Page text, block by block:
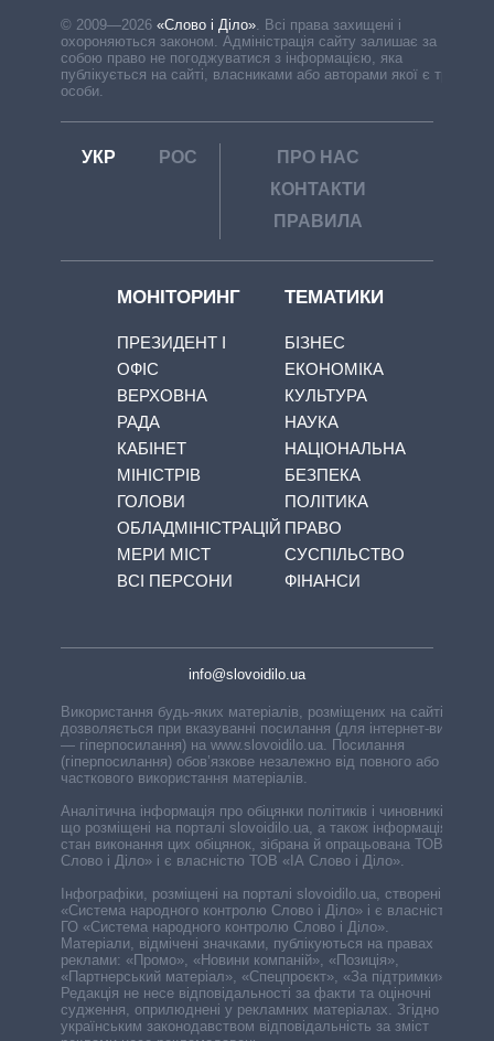
© 2009—2026 «Слово і Діло». Всі права захищені і
охороняються законом. Адміністрація сайту залишає за
собою право не погоджуватися з інформацією, яка
публікується на сайті, власниками або авторами якої є треті
особи.
УКР РОС
ПРО НАС
КОНТАКТИ
ПРАВИЛА
МОНІТОРИНГ
ПРЕЗИДЕНТ І
ОФІС
ВЕРХОВНА
РАДА
КАБІНЕТ
МІНІСТРІВ
ГОЛОВИ
ОБЛАДМІНІСТРАЦІЙ
МЕРИ МІСТ
ВСІ ПЕРСОНИ
ТЕМАТИКИ
БІЗНЕС
ЕКОНОМІКА
КУЛЬТУРА
НАУКА
НАЦІОНАЛЬНА
БЕЗПЕКА
ПОЛІТИКА
ПРАВО
СУСПІЛЬСТВО
ФІНАНСИ
info@slovoidilo.ua
Використання будь-яких матеріалів, розміщених на сайті,
дозволяється при вказуванні посилання (для інтернет-видань
— гіперпосилання) на www.slovoidilo.ua. Посилання
(гіперпосилання) обов’язкове незалежно від повного або
часткового використання матеріалів.
Аналітична інформація про обіцянки політиків і чиновників,
що розміщені на порталі slovoidilo.ua, а також інформація про
стан виконання цих обіцянок, зібрана й опрацьована ТОВ «ІА
Слово і Діло» і є власністю ТОВ «ІА Слово і Діло».
Інфографіки, розміщені на порталі slovoidilo.ua, створені ГО
«Система народного контролю Слово і Діло» і є власністю
ГО «Система народного контролю Слово і Діло».
Матеріали, відмічені значками, публікуються на правах
реклами: «Промо», «Новини компаній», «Позиція»,
«Партнерський матеріал», «Спецпроєкт», «За підтримки».
Редакція не несе відповідальності за факти та оціночні
судження, оприлюднені у рекламних матеріалах. Згідно з
українським законодавством відповідальність за зміст